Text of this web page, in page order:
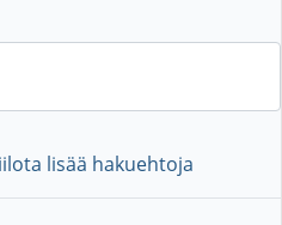
lisää hakuehtoja